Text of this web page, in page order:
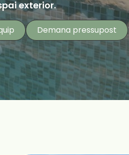
exterior.
Demana pressupost
exterior.
Demana pressupost
exterior.
Demana pressupost